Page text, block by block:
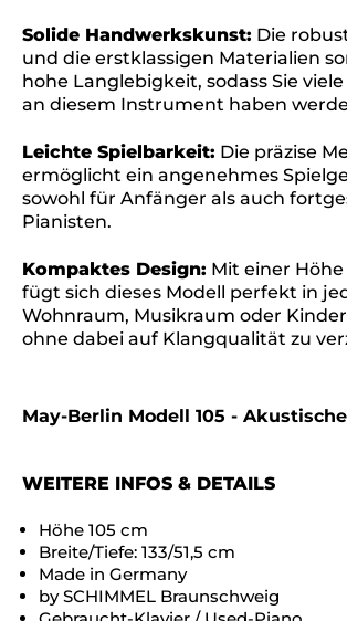
Solide Handwerkskunst: Die
und die erstklassigen Materialien
hohe Langlebigkeit, sodass Sie
an diesem Instrument haben
Leichte Spielbarkeit: Die präzise
ermöglicht ein angenehmes
sowohl für Anfänger als auch
Pianisten.
Kompaktes Design: Mit einer Höhe
fügt sich dieses Modell perfekt in
Wohnraum, Musikraum oder
ohne dabei auf Klangqualität zu
May-Berlin Modell 105 -
WEITERE INFOS & DETAILS
Höhe 105 cm
Breite/Tiefe: 133/51,5 cm
Made in Germany
by SCHIMMEL Braunschweig